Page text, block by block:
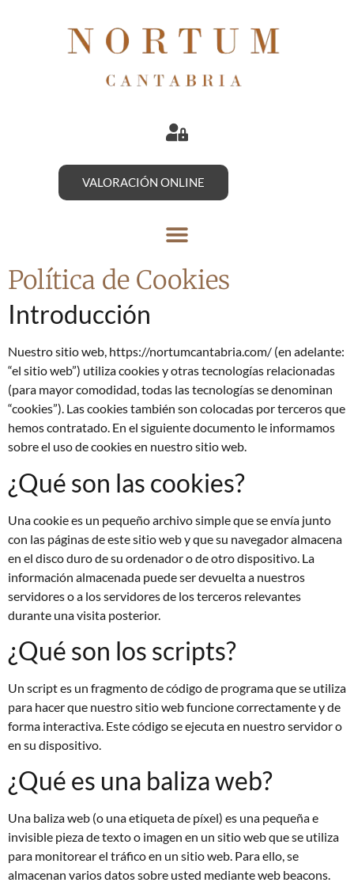
VALORACIÓN ONLINE
Política de Cookies
Introducción
Nuestro sitio web, https://nortumcantabria.com/ (en adelante:
“el sitio web”) utiliza cookies y otras tecnologías relacionadas
(para mayor comodidad, todas las tecnologías se denominan
“cookies”). Las cookies también son colocadas por terceros que
hemos contratado. En el siguiente documento le informamos
sobre el uso de cookies en nuestro sitio web.
¿Qué son las cookies?
Una cookie es un pequeño archivo simple que se envía junto
con las páginas de este sitio web y que su navegador almacena
en el disco duro de su ordenador o de otro dispositivo. La
información almacenada puede ser devuelta a nuestros
servidores o a los servidores de los terceros relevantes
durante una visita posterior.
¿Qué son los scripts?
Un script es un fragmento de código de programa que se utiliza
para hacer que nuestro sitio web funcione correctamente y de
forma interactiva. Este código se ejecuta en nuestro servidor o
en su dispositivo.
¿Qué es una baliza web?
Una baliza web (o una etiqueta de píxel) es una pequeña e
invisible pieza de texto o imagen en un sitio web que se utiliza
para monitorear el tráfico en un sitio web. Para ello, se
almacenan varios datos sobre usted mediante web beacons.